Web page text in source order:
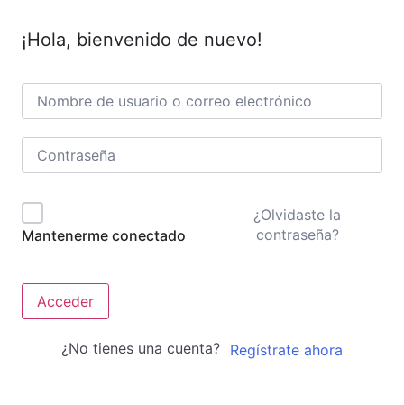
¡Hola, bienvenido de nuevo!
Mantenerme conectado
¿Olvidaste la
contraseña?
Acceder
¿No tienes una cuenta? Regístrate ahora